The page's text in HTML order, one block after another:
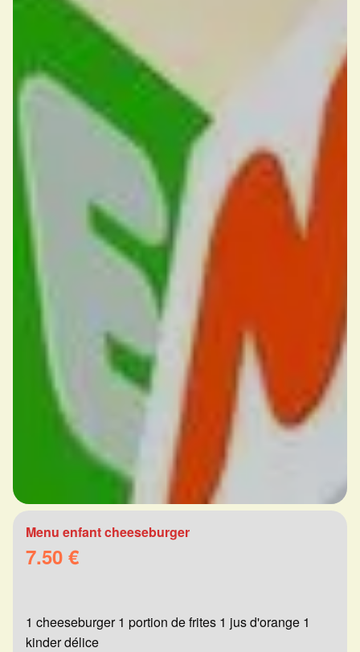
Menu enfant cheeseburger
7.50 €
1 cheeseburger 1 portion de frites 1 jus d'orange 1
kinder délice